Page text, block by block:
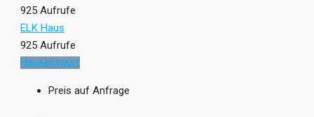
925 Aufrufe
ELK Haus
925 Aufrufe
Hausentwurf
Preis auf Anfrage